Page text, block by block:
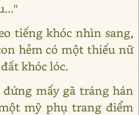
tiếng khóc nhìn sang,
hẻm có một thiếu nữ
khóc lóc.
đứng mấy gã tráng hán
mỹ phụ trang điểm